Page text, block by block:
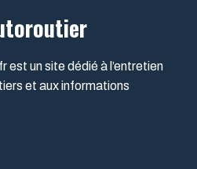
est un site dédié à l’entretien
et aux informations